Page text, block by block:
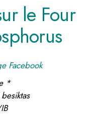
le Four
Facebook
*